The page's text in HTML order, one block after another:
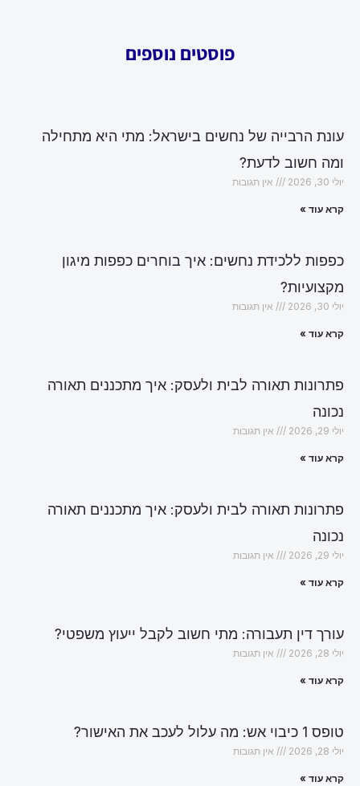
פוסטים נוספים
עונת הרבייה של נחשים בישראל: מתי היא מתחילה
ומה חשוב לדעת?
יולי 30, 2026 אין תגובות
קרא עוד »
כפפות ללכידת נחשים: איך בוחרים כפפות מיגון
מקצועיות?
יולי 30, 2026 אין תגובות
קרא עוד »
פתרונות תאורה לבית ולעסק: איך מתכננים תאורה
נכונה
יולי 29, 2026 אין תגובות
קרא עוד »
פתרונות תאורה לבית ולעסק: איך מתכננים תאורה
נכונה
יולי 29, 2026 אין תגובות
קרא עוד »
עורך דין תעבורה: מתי חשוב לקבל ייעוץ משפטי?
יולי 28, 2026 אין תגובות
קרא עוד »
טופס 1 כיבוי אש: מה עלול לעכב את האישור?
יולי 28, 2026 אין תגובות
קרא עוד »